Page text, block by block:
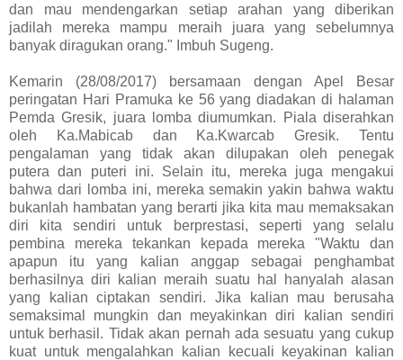
dan mau mendengarkan setiap arahan yang diberikan
jadilah mereka mampu meraih juara yang sebelumnya
banyak diragukan orang." Imbuh Sugeng.
Kemarin (28/08/2017) bersamaan dengan Apel Besar
peringatan Hari Pramuka ke 56 yang diadakan di halaman
Pemda Gresik, juara lomba diumumkan. Piala diserahkan
oleh Ka.Mabicab dan Ka.Kwarcab Gresik. Tentu
pengalaman yang tidak akan dilupakan oleh penegak
putera dan puteri ini. Selain itu, mereka juga mengakui
bahwa dari lomba ini, mereka semakin yakin bahwa waktu
bukanlah hambatan yang berarti jika kita mau memaksakan
diri kita sendiri untuk berprestasi, seperti yang selalu
pembina mereka tekankan kepada mereka "Waktu dan
apapun itu yang kalian anggap sebagai penghambat
berhasilnya diri kalian meraih suatu hal hanyalah alasan
yang kalian ciptakan sendiri. Jika kalian mau berusaha
semaksimal mungkin dan meyakinkan diri kalian sendiri
untuk berhasil. Tidak akan pernah ada sesuatu yang cukup
kuat untuk mengalahkan kalian kecuali keyakinan kalian